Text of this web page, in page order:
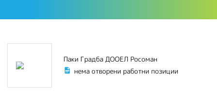
Паки Градба ДООЕЛ Росоман
нема отворени работни позиции